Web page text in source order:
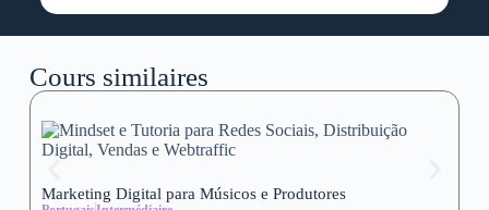
Cours similaires
Marketing Digital para Músicos e Produtores